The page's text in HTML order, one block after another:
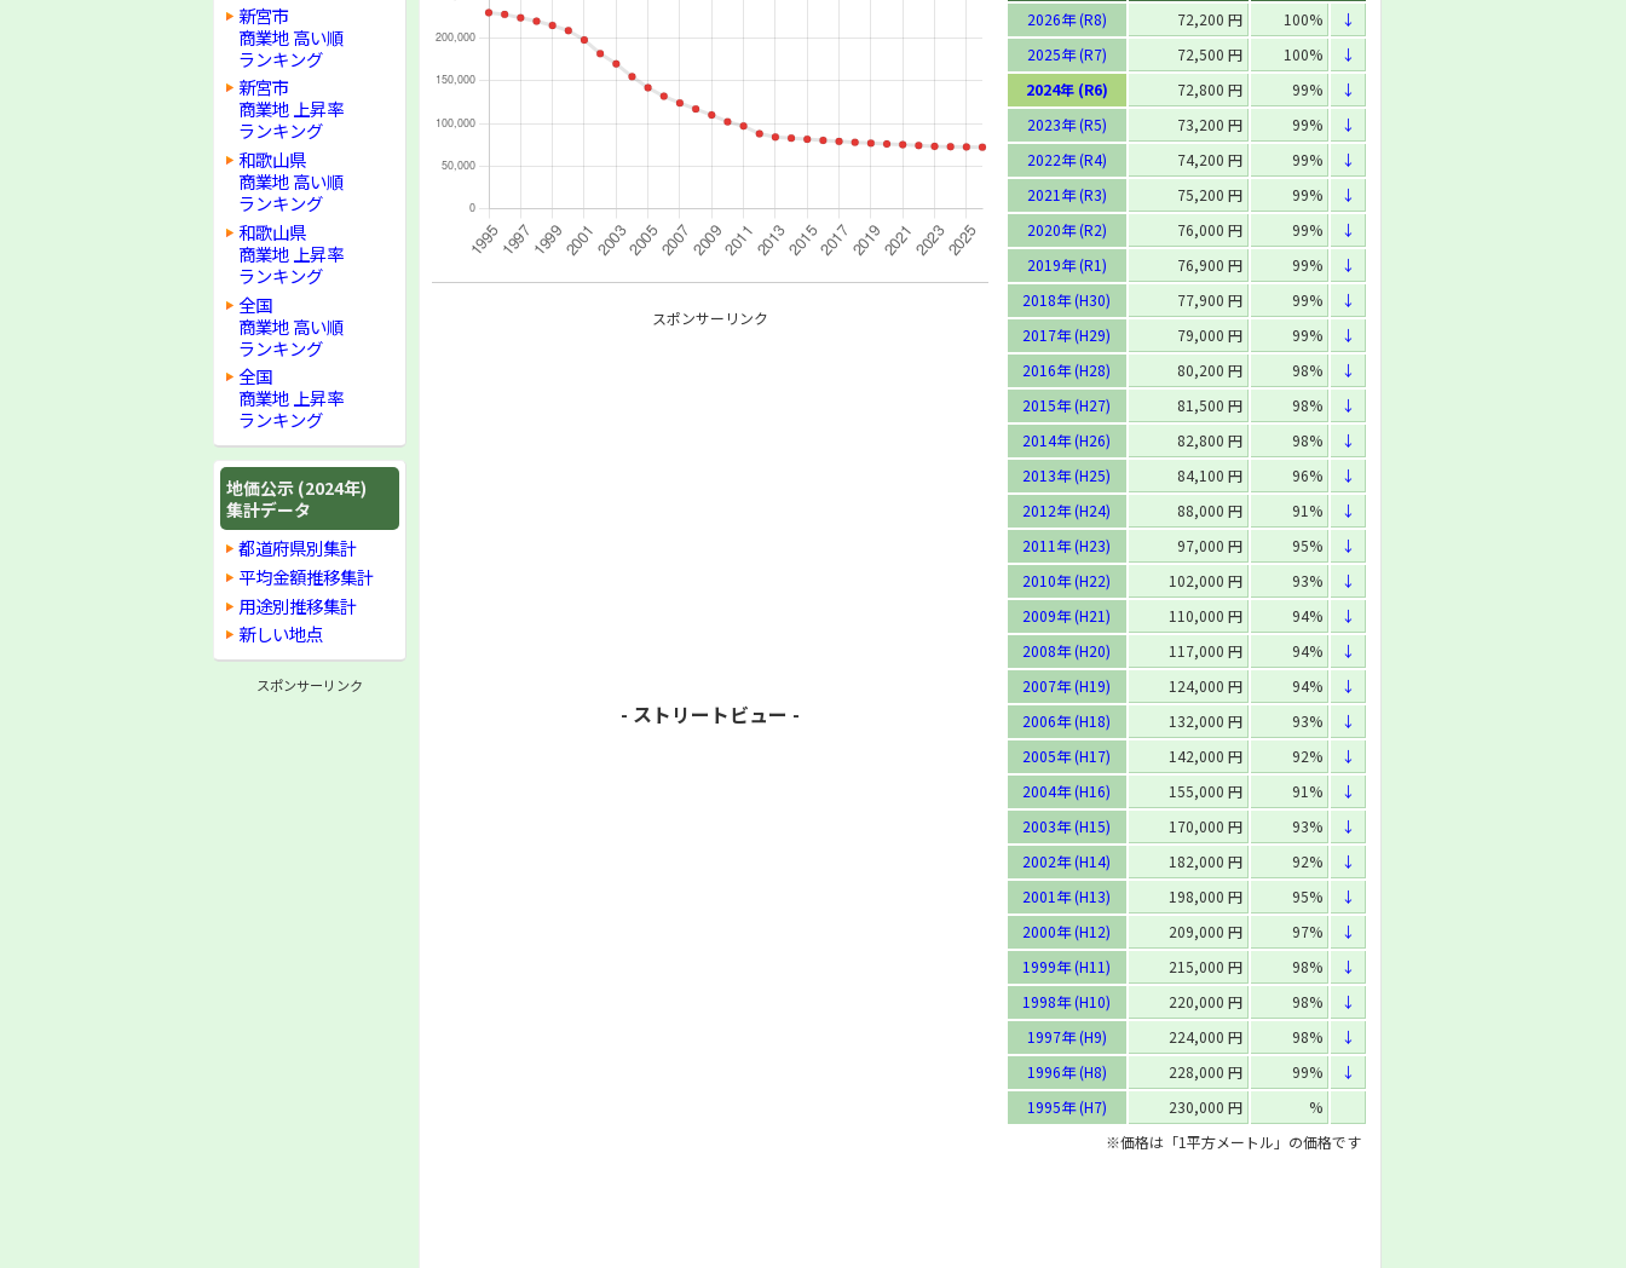
スポンサーリンク
- ストリートビュー -
2026年 (R8)
72,200 円 100%
↓
2025年 (R7)
72,500 円 100%
↓
2024年 (R6)
72,800 円 99%
↓
2023年 (R5)
73,200 円 99%
↓
2022年 (R4)
74,200 円 99%
↓
2021年 (R3)
75,200 円 99%
↓
2020年 (R2)
76,000 円 99%
↓
2019年 (R1)
76,900 円 99%
↓
2018年 (H30)
77,900 円 99%
↓
2017年 (H29)
79,000 円 99%
↓
2016年 (H28)
80,200 円 98%
↓
2015年 (H27)
81,500 円 98%
↓
2014年 (H26)
82,800 円 98%
↓
2013年 (H25)
84,100 円 96%
↓
2012年 (H24)
88,000 円 91%
↓
2011年 (H23)
97,000 円 95%
↓
2010年 (H22)
102,000 円 93%
↓
2009年 (H21)
110,000 円 94%
↓
2008年 (H20)
117,000 円 94%
↓
2007年 (H19)
124,000 円 94%
↓
2006年 (H18)
132,000 円 93%
↓
2005年 (H17)
142,000 円 92%
↓
2004年 (H16)
155,000 円 91%
↓
2003年 (H15)
170,000 円 93%
↓
2002年 (H14)
182,000 円 92%
↓
2001年 (H13)
198,000 円 95%
↓
2000年 (H12)
209,000 円 97%
↓
1999年 (H11)
215,000 円 98%
↓
1998年 (H10)
220,000 円 98%
↓
1997年 (H9)
224,000 円 98%
↓
1996年 (H8)
228,000 円 99%
↓
1995年 (H7)
230,000 円
%
※価格は「1平方メートル」の価格です
新宮市
商業地 高い順
ランキング
新宮市
商業地 上昇率
ランキング
和歌山県
商業地 高い順
ランキング
和歌山県
商業地 上昇率
ランキング
全国
商業地 高い順
ランキング
全国
商業地 上昇率
ランキング
地価公示 (2024年)
集計データ
都道府県別集計
平均金額推移集計
用途別推移集計
新しい地点
スポンサーリンク